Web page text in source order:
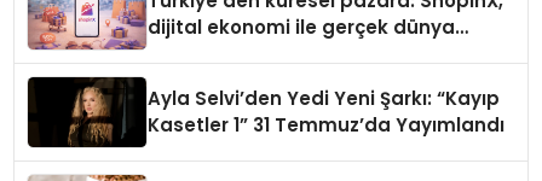
dijital ekonomi ile gerçek dünya
Ayla Selvi’den Yedi Yeni Şarkı: “Kayıp
Kasetler 1” 31 Temmuz’da Yayımlandı